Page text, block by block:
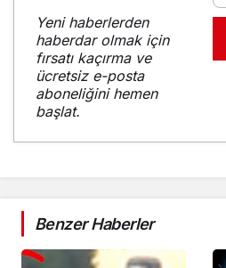
Yeni haberlerden
haberdar olmak için
fırsatı kaçırma ve
ücretsiz e-posta
aboneliğini hemen
başlat.
Benzer Haberler